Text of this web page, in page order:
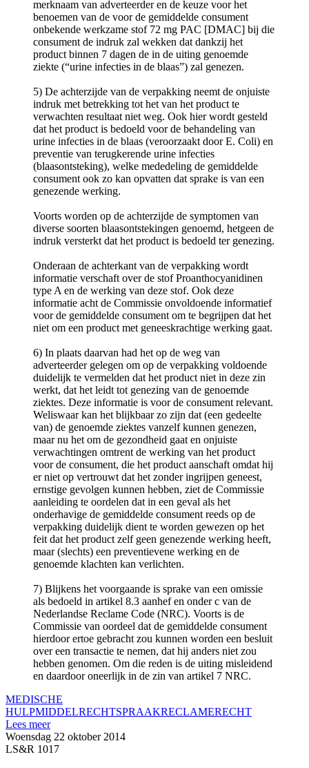
merknaam van adverteerder en de keuze voor het
benoemen van de voor de gemiddelde consument
onbekende werkzame stof 72 mg PAC [DMAC] bij die
consument de indruk zal wekken dat dankzij het
product binnen 7 dagen de in de uiting genoemde
ziekte (“urine infecties in de blaas”) zal genezen.
5) De achterzijde van de verpakking neemt de onjuiste
indruk met betrekking tot het van het product te
verwachten resultaat niet weg. Ook hier wordt gesteld
dat het product is bedoeld voor de behandeling van
urine infecties in de blaas (veroorzaakt door E. Coli) en
preventie van terugkerende urine infecties
(blaasontsteking), welke mededeling de gemiddelde
consument ook zo kan opvatten dat sprake is van een
genezende werking.
Voorts worden op de achterzijde de symptomen van
diverse soorten blaasontstekingen genoemd, hetgeen de
indruk versterkt dat het product is bedoeld ter genezing.
Onderaan de achterkant van de verpakking wordt
informatie verschaft over de stof Proanthocyanidinen
type A en de werking van deze stof. Ook deze
informatie acht de Commissie onvoldoende informatief
voor de gemiddelde consument om te begrijpen dat het
niet om een product met geneeskrachtige werking gaat.
6) In plaats daarvan had het op de weg van
adverteerder gelegen om op de verpakking voldoende
duidelijk te vermelden dat het product niet in deze zin
werkt, dat het leidt tot genezing van de genoemde
ziektes. Deze informatie is voor de consument relevant.
Weliswaar kan het blijkbaar zo zijn dat (een gedeelte
van) de genoemde ziektes vanzelf kunnen genezen,
maar nu het om de gezondheid gaat en onjuiste
verwachtingen omtrent de werking van het product
voor de consument, die het product aanschaft omdat hij
er niet op vertrouwt dat het zonder ingrijpen geneest,
ernstige gevolgen kunnen hebben, ziet de Commissie
aanleiding te oordelen dat in een geval als het
onderhavige de gemiddelde consument reeds op de
verpakking duidelijk dient te worden gewezen op het
feit dat het product zelf geen genezende werking heeft,
maar (slechts) een preventievene werking en de
genoemde klachten kan verlichten.
7) Blijkens het voorgaande is sprake van een omissie
als bedoeld in artikel 8.3 aanhef en onder c van de
Nederlandse Reclame Code (NRC). Voorts is de
Commissie van oordeel dat de gemiddelde consument
hierdoor ertoe gebracht zou kunnen worden een besluit
over een transactie te nemen, dat hij anders niet zou
hebben genomen. Om die reden is de uiting misleidend
en daardoor oneerlijk in de zin van artikel 7 NRC.
MEDISCHE
HULPMIDDELRECHTSPRAAKRECLAMERECHT
Lees meer
Woensdag 22 oktober 2014
LS&R 1017